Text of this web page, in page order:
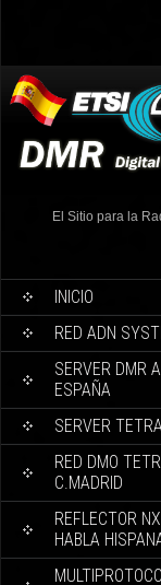
El Sitio para la
INICIO
RED ADN
SERVER DMR
ESPAÑA
SERVER
RED DMO
C.MADRID
REFLECTOR
HABLA